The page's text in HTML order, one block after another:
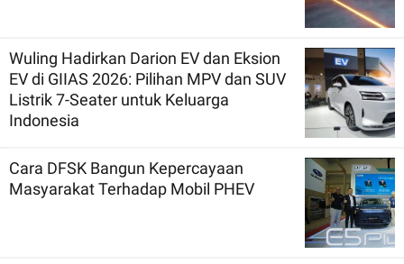
Wuling Hadirkan Darion EV dan Eksion
EV di GIIAS 2026: Pilihan MPV dan SUV
Listrik 7-Seater untuk Keluarga
Indonesia
Cara DFSK Bangun Kepercayaan
Masyarakat Terhadap Mobil PHEV